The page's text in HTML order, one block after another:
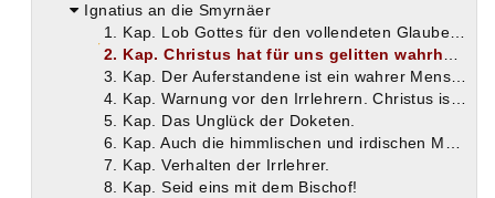
Ignatius an die Smyrnäer
1. Kap. Lob Gottes für den vollendeten Glauben der Smyrnäer an Christus.
2. Kap. Christus hat für uns gelitten wahrhaft, nicht scheinbar.
3. Kap. Der Auferstandene ist ein wahrer Mensch.
4. Kap. Warnung vor den Irrlehrern. Christus ist wahrer Mensch.
5. Kap. Das Unglück der Doketen.
6. Kap. Auch die himmlischen und irdischen Mächte müssen an Christi Blut glauben; Kennzeichen der Irrlehrer.
7. Kap. Verhalten der Irrlehrer.
8. Kap. Seid eins mit dem Bischof!